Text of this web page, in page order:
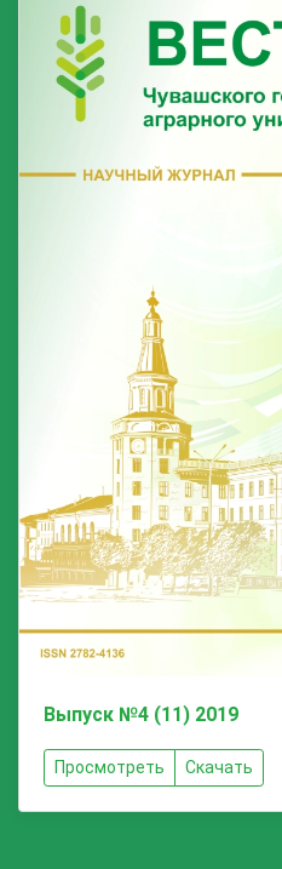
Выпуск №4 (11) 2019
Просмотреть Скачать